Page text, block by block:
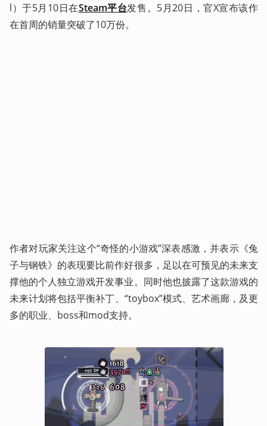
l）于5月10日在Steam平台发售。5月20日，官X宣布该作
在首周的销量突破了10万份。
作者对玩家关注这个“奇怪的小游戏”深表感激，并表示《兔
子与钢铁》的表现要比前作好很多，足以在可预见的未来支
撑他的个人独立游戏开发事业。同时他也披露了这款游戏的
未来计划将包括平衡补丁、“toybox”模式、艺术画廊，及更
多的职业、boss和mod支持。